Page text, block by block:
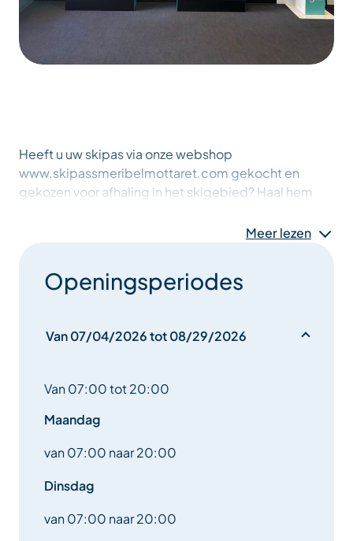
Heeft u uw skipas via onze webshop
www.skipassmeribelmottaret.com gekocht en
gekozen voor afhaling in het skigebied? Haal hem
U kunt uw skipas ook rechtstreeks bij deze
automatische kiosk kopen.
Meer lezen
Openingsperiodes
Van 07/04/2026 tot 08/29/2026
Van 07:00 tot 20:00
Maandag
van 07:00 naar 20:00
Dinsdag
van 07:00 naar 20:00